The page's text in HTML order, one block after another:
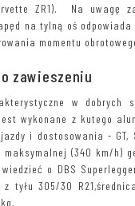
ZR1). Na uwagę
na tylną oś
momentu
zawieszeniu
w dobrych
wykonane z kutego
i dostosowania - GT,
maksymalnej (340 km/h)
o DBS
z tyłu 305/30